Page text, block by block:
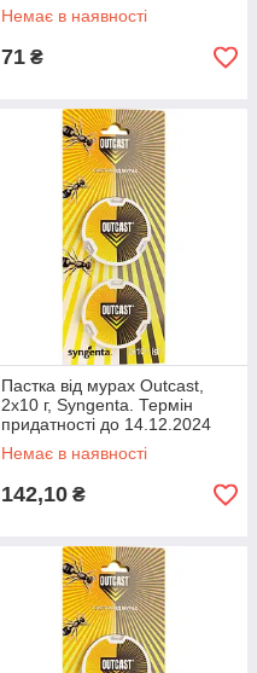
Немає в наявності
71 ₴
Пастка від мурах Outcast,
2х10 г, Syngenta. Термін
придатності до 14.12.2024
Немає в наявності
142,10 ₴